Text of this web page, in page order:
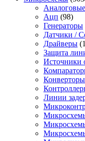
Ацп (98)
Генераторы
Датчики /
Драйверы
Защита
Источники
Линии